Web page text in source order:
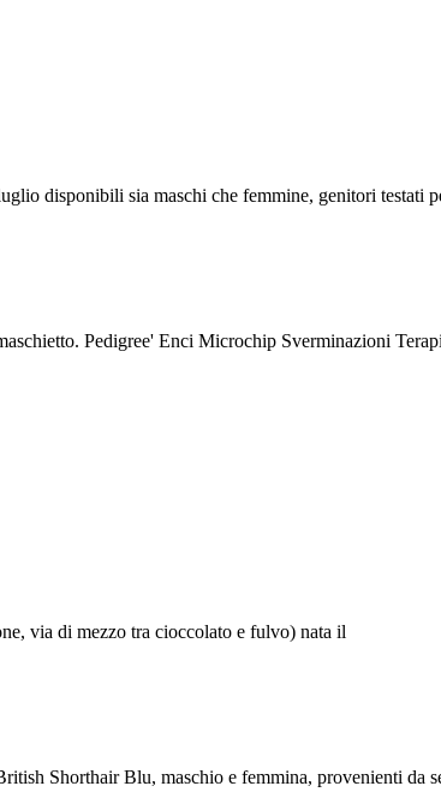
disponibili sia maschi che femmine, genitori testati
Pedigree' Enci Microchip Sverminazioni
via di mezzo tra cioccolato e fulvo) nata il
Shorthair Blu, maschio e femmina, provenienti da